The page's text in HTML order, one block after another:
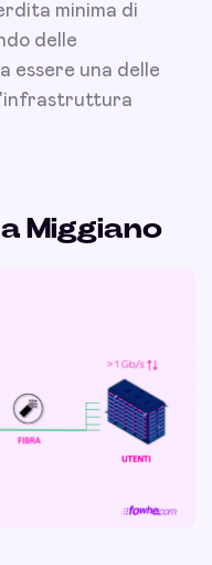
minima di
delle
essere una delle
Miggiano